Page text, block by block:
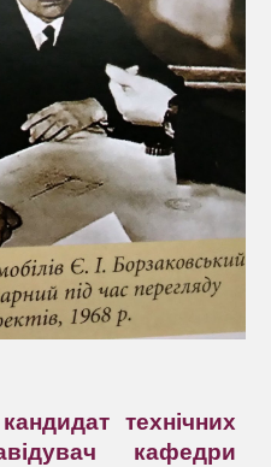
кандидат технічних
кафедри